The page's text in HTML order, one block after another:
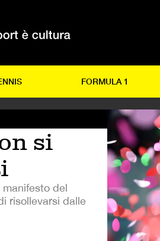
FORMULA 1
si
del
risollevarsi dalle